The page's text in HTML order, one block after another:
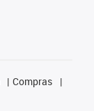
Compras